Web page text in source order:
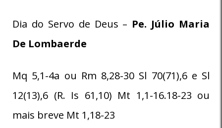
Dia do Servo de Deus – Pe. Júlio Maria
De Lombaerde
Mq 5,1-4a ou Rm 8,28-30 Sl 70(71),6 e Sl
12(13),6 (R. Is 61,10) Mt 1,1-16.18-23 ou
mais breve Mt 1,18-23